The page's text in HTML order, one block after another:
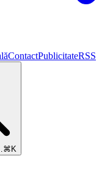
ContactPublicitateRSS
⌘K